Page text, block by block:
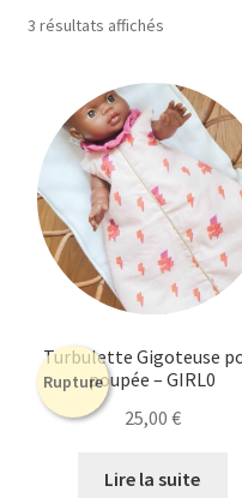
Le Journal de Lily
3 résultats affichésTrié
récent
au
plus
ancien
Rupture
Turbulette Gigoteuse
poupée – GIRL0
25,00 €
Lire la suite